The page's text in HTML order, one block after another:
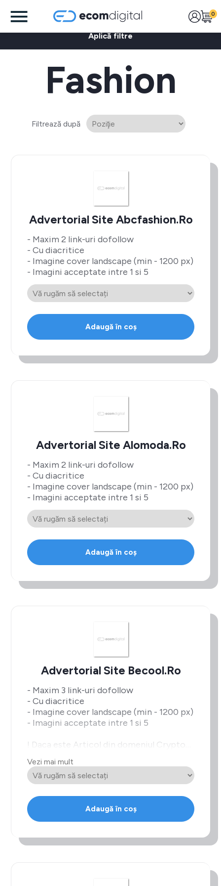
0
Fashion
Aplică filtre
Filtrează după
Advertorial Site Abcfashion.ro
- Maxim 2 link-uri dofollow
- Cu diacritice
- Imagine cover landscape (min - 1200 px)
- Imagini acceptate intre 1 si 5
Adaugă în coș
Advertorial Site Alomoda.ro
- Maxim 2 link-uri dofollow
- Cu diacritice
- Imagine cover landscape (min - 1200 px)
- Imagini acceptate intre 1 si 5
Adaugă în coș
Advertorial Site Becool.ro
- Maxim 3 link-uri dofollow
- Cu diacritice
- Imagine cover landscape (min - 1200 px)
- Imagini acceptate intre 1 si 5
! Daca este Articol din domeniul Crypto
pretul de Bet/Casino
Vezi mai mult
Adaugă în coș